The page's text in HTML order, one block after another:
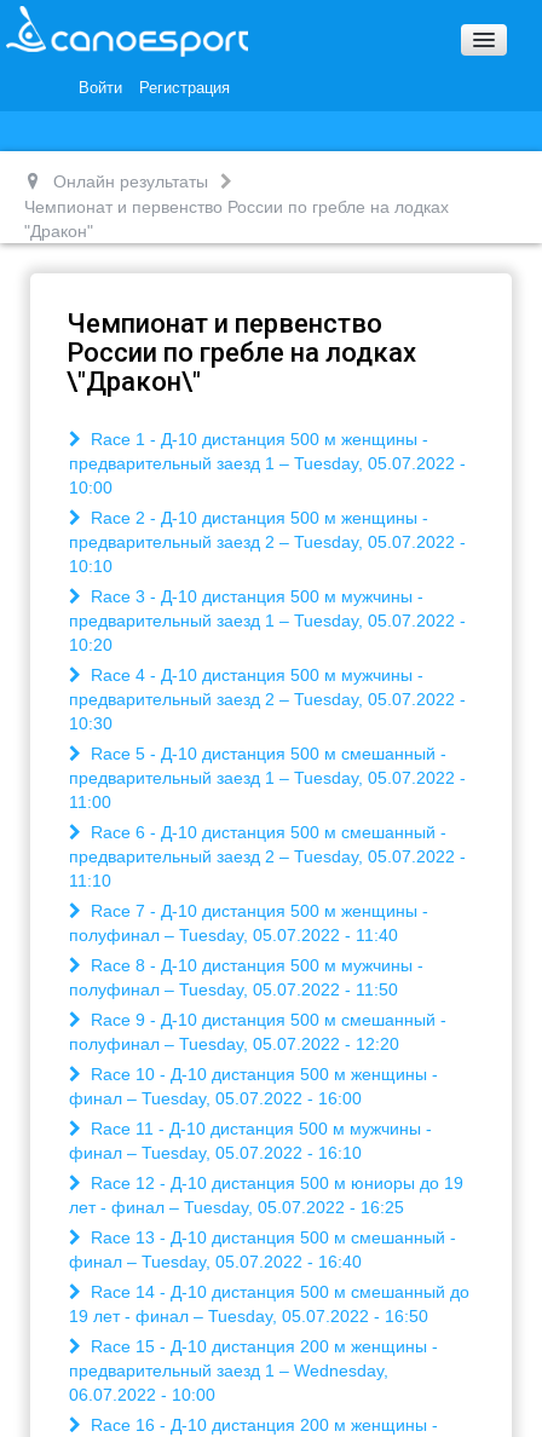
Войти Регистрация
Награды и Благодарности
Онлайн результаты
Чемпионат и первенство России по гребле на лодках
"Дракон"
Чемпионат и первенство
России по гребле на лодках
\"Дракон\"
Race 1 - Д-10 дистанция 500 м женщины -
предварительный заезд 1 – Tuesday, 05.07.2022 -
10:00
Race 2 - Д-10 дистанция 500 м женщины -
предварительный заезд 2 – Tuesday, 05.07.2022 -
10:10
Race 3 - Д-10 дистанция 500 м мужчины -
предварительный заезд 1 – Tuesday, 05.07.2022 -
10:20
Race 4 - Д-10 дистанция 500 м мужчины -
предварительный заезд 2 – Tuesday, 05.07.2022 -
10:30
Race 5 - Д-10 дистанция 500 м смешанный -
предварительный заезд 1 – Tuesday, 05.07.2022 -
11:00
Race 6 - Д-10 дистанция 500 м смешанный -
предварительный заезд 2 – Tuesday, 05.07.2022 -
11:10
Race 7 - Д-10 дистанция 500 м женщины -
полуфинал – Tuesday, 05.07.2022 - 11:40
Race 8 - Д-10 дистанция 500 м мужчины -
полуфинал – Tuesday, 05.07.2022 - 11:50
Race 9 - Д-10 дистанция 500 м смешанный -
полуфинал – Tuesday, 05.07.2022 - 12:20
Race 10 - Д-10 дистанция 500 м женщины -
финал – Tuesday, 05.07.2022 - 16:00
Race 11 - Д-10 дистанция 500 м мужчины -
финал – Tuesday, 05.07.2022 - 16:10
Race 12 - Д-10 дистанция 500 м юниоры до 19
лет - финал – Tuesday, 05.07.2022 - 16:25
Race 13 - Д-10 дистанция 500 м смешанный -
финал – Tuesday, 05.07.2022 - 16:40
Race 14 - Д-10 дистанция 500 м смешанный до
19 лет - финал – Tuesday, 05.07.2022 - 16:50
Race 15 - Д-10 дистанция 200 м женщины -
предварительный заезд 1 – Wednesday,
06.07.2022 - 10:00
Race 16 - Д-10 дистанция 200 м женщины -